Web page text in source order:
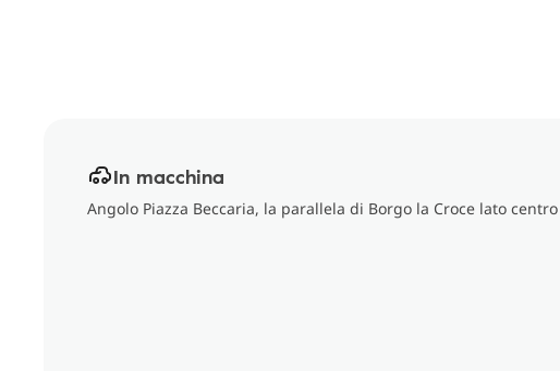
In macchina
Angolo Piazza Beccaria, la parallela di Borgo la Croce lato centro